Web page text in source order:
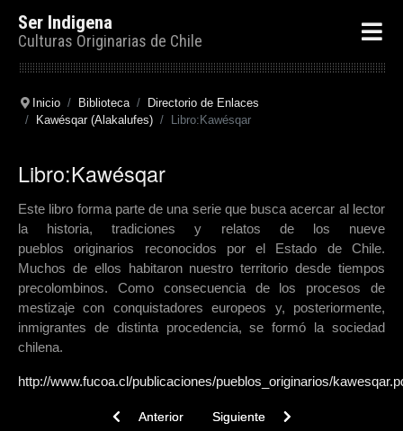
Ser Indigena
Culturas Originarias de Chile
Inicio Biblioteca
Directorio de Enlaces
Kawésqar (Alakalufes)
Libro:Kawésqar
Libro:Kawésqar
Este libro forma parte de una serie que busca acercar al lector
la historia, tradiciones y relatos de los nueve
pueblos originarios reconocidos por el Estado de Chile.
Muchos de ellos habitaron nuestro territorio desde tiempos
precolombinos. Como consecuencia de los procesos de
mestizaje con conquistadores europeos y, posteriormente,
inmigrantes de distinta procedencia, se formó la sociedad
chilena.
http://www.fucoa.cl/publicaciones/pueblos_originarios/
Previous article: Capitulo de Libro: ÚLTIMOS.
Anterior Next article: Sitio Web: Lenguas
Siguiente